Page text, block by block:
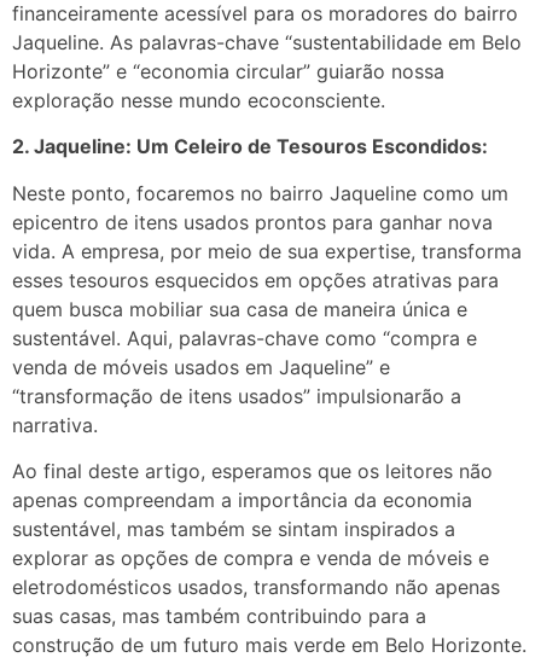
financeiramente acessível para os moradores do bairro
Jaqueline. As palavras-chave “sustentabilidade em Belo
Horizonte” e “economia circular” guiarão nossa
exploração nesse mundo ecoconsciente.
2. Jaqueline: Um Celeiro de Tesouros Escondidos:
Neste ponto, focaremos no bairro Jaqueline como um
epicentro de itens usados prontos para ganhar nova
vida. A empresa, por meio de sua expertise, transforma
esses tesouros esquecidos em opções atrativas para
quem busca mobiliar sua casa de maneira única e
sustentável. Aqui, palavras-chave como “compra e
venda de móveis usados em Jaqueline” e
“transformação de itens usados” impulsionarão a
narrativa.
Ao final deste artigo, esperamos que os leitores não
apenas compreendam a importância da economia
sustentável, mas também se sintam inspirados a
explorar as opções de compra e venda de móveis e
eletrodomésticos usados, transformando não apenas
suas casas, mas também contribuindo para a
construção de um futuro mais verde em Belo Horizonte.